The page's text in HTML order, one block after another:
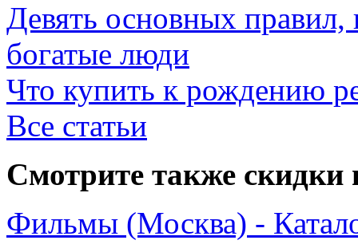
Девять основных
богатые люди
Что купить к рождению
Все статьи
Смотрите также скидки
Фильмы (Москва) -